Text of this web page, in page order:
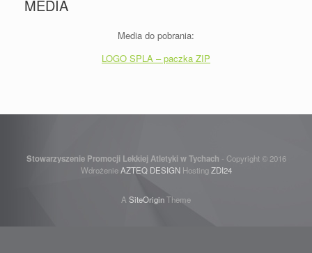
MEDIA
Media do pobrania:
LOGO SPLA – paczka ZIP
Stowarzyszenie Promocji Lekkiej Atletyki w Tychach - Copyright © 2016
WdrożenieAZTEQ DESIGNHostingZDI24
A SiteOriginTheme